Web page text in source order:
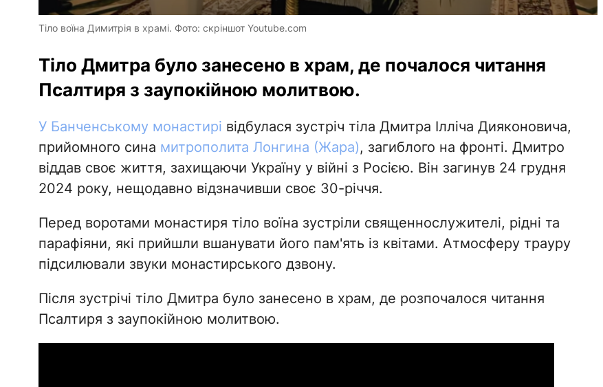
Тіло воїна Димитрія в храмі. Фото: скріншот Youtube.com
Тіло Дмитра було занесено в храм, де почалося читання
Псалтиря з заупокійною молитвою.
У Банченському монастирі відбулася зустріч тіла Дмитра Ілліча Дияконовича,
прийомного сина митрополита Лонгина (Жара), загиблого на фронті. Дмитро
віддав своє життя, захищаючи Україну у війні з Росією. Він загинув 24 грудня
2024 року, нещодавно відзначивши своє 30-річчя.
Перед воротами монастиря тіло воїна зустріли священнослужителі, рідні та
парафіяни, які прийшли вшанувати його пам'ять із квітами. Атмосферу трауру
підсилювали звуки монастирського дзвону.
Після зустрічі тіло Дмитра було занесено в храм, де розпочалося читання
Псалтиря з заупокійною молитвою.